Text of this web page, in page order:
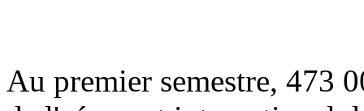
Au premier semestre, 473